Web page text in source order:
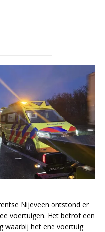
Nijeveen ontstond er
voertuigen. Het betrof een
waarbij het ene voertuig